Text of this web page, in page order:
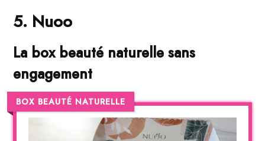
5. Nuoo
La box beauté naturelle sans
engagement
BOX BEAUTÉ NATURELLE